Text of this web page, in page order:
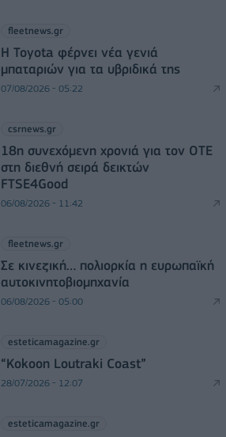
fleetnews.gr
Η Toyota φέρνει νέα γενιά
μπαταριών για τα υβριδικά της
07/08/2026 - 05:22
csrnews.gr
18η συνεχόμενη χρονιά για τον ΟΤΕ
στη διεθνή σειρά δεικτών
FTSE4Good
06/08/2026 - 11:42
fleetnews.gr
Σε κινεζική… πολιορκία η ευρωπαϊκή
αυτοκινητοβιομηχανία
06/08/2026 - 05:00
esteticamagazine.gr
“Kokoon Loutraki Coast”
28/07/2026 - 12:07
esteticamagazine.gr